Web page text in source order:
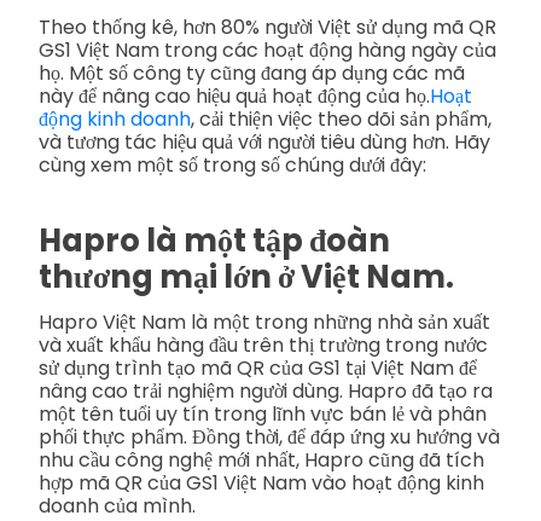
Theo thống kê, hơn 80% người Việt sử dụng mã QR
GS1 Việt Nam trong các hoạt động hàng ngày của
họ. Một số công ty cũng đang áp dụng các mã
này để nâng cao hiệu quả hoạt động của họ.Hoạt
động kinh doanh, cải thiện việc theo dõi sản phẩm,
và tương tác hiệu quả với người tiêu dùng hơn. Hãy
cùng xem một số trong số chúng dưới đây:
Hapro là một tập đoàn
thương mại lớn ở Việt Nam.
Hapro Việt Nam là một trong những nhà sản xuất
và xuất khẩu hàng đầu trên thị trường trong nước
sử dụng trình tạo mã QR của GS1 tại Việt Nam để
nâng cao trải nghiệm người dùng. Hapro đã tạo ra
một tên tuổi uy tín trong lĩnh vực bán lẻ và phân
phối thực phẩm. Đồng thời, để đáp ứng xu hướng và
nhu cầu công nghệ mới nhất, Hapro cũng đã tích
hợp mã QR của GS1 Việt Nam vào hoạt động kinh
doanh của mình.